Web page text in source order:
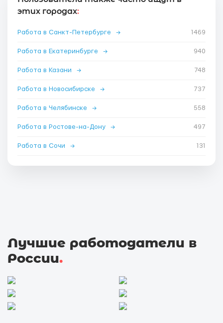
этих городах:
Работа в Санкт-Петербурге → 1469
Работа в Екатеринбурге → 940
Работа в Казани → 748
Работа в Новосибирске → 737
Работа в Челябинске → 558
Работа в Ростове-на-Дону → 497
Работа в Сочи → 131
Лучшие работодатели в
России.